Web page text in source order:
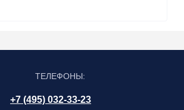
ТЕЛЕФОНЫ:
+7 (495) 032-33-23